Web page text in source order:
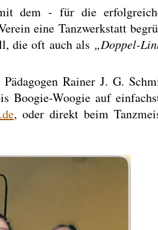
dem - für die
eine Tanzwerkstatt
die oft auch als „Doppel-
Rainer J. G.
Boogie-Woogie auf
, oder direkt beim